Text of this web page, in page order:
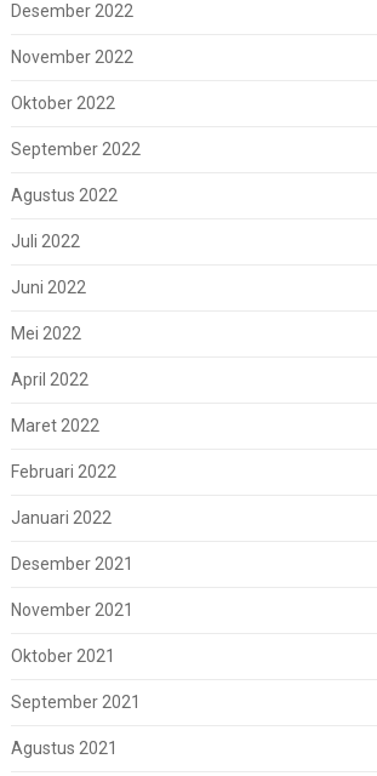
Desember 2022
November 2022
Oktober 2022
September 2022
Agustus 2022
Juli 2022
Juni 2022
Mei 2022
April 2022
Maret 2022
Februari 2022
Januari 2022
Desember 2021
November 2021
Oktober 2021
September 2021
Agustus 2021